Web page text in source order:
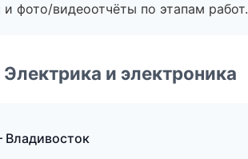
фото/видеоотчёты по этапам работ.
и электроника
Владивосток